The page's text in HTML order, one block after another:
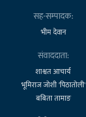
सह-सम्पादक:
भीम देवान
संवाददाता:
शाश्वत आचार्य
भूमिराज जोशी 'पिठातोली'
बबिता तामाङ